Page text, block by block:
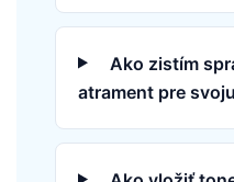
Ako zistím
atrament pre